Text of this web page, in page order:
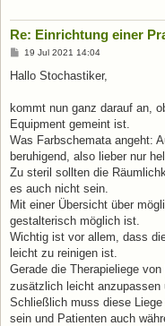
Re: Einrichtung einer
B
i
a
19 Jul 2021 14:04
Hallo Stochastiker,
kommt nun ganz darauf an,
Equipment gemeint ist.
Was Farbschemata angeht:
beruhigend, also lieber nur
Zu steril sollten die
es auch nicht sein.
Mit einer Übersicht über
gestalterisch möglich ist.
Wichtig ist vor allem, dass
leicht zu reinigen ist.
Gerade die Therapieliege von
zusätzlich leicht anzupassen
Schließlich muss diese
sein und Patienten auch